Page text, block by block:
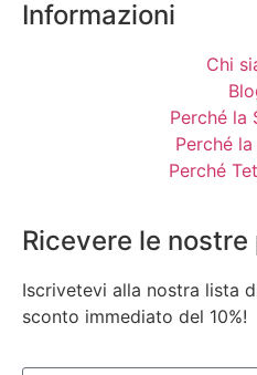
Informazioni
Chi
Perché la
Perché
Perché
Ricevere le
Iscrivetevi alla nostra lista
sconto immediato del 10%!